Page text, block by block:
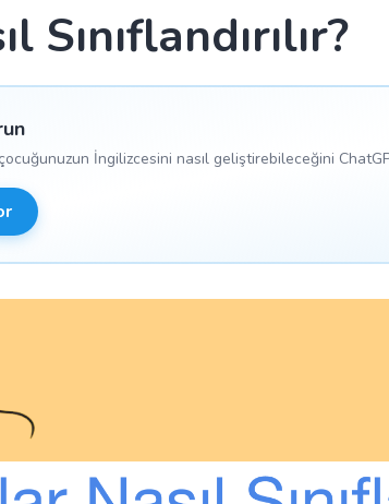
Sınıflandırılır?
İngilizcesini nasıl geliştirebileceğini